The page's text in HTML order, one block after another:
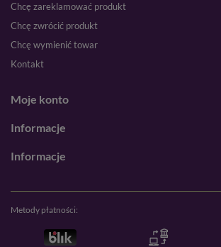
Chcę zareklamować produkt
Chcę zwrócić produkt
Chcę wymienić towar
Kontakt
Moje konto
Informacje
Informacje
Metody płatności: